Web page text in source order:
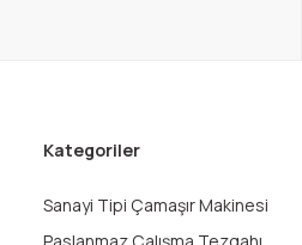
Kategoriler
Sanayi Tipi Çamaşır Makinesi